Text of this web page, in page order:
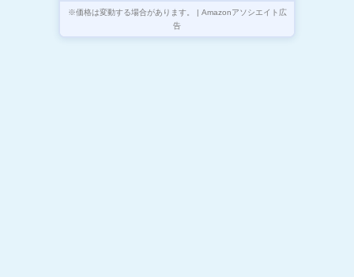
電/防災緊急用
※価格は変動する場合があります。 | Amazonアソシエイト広
告